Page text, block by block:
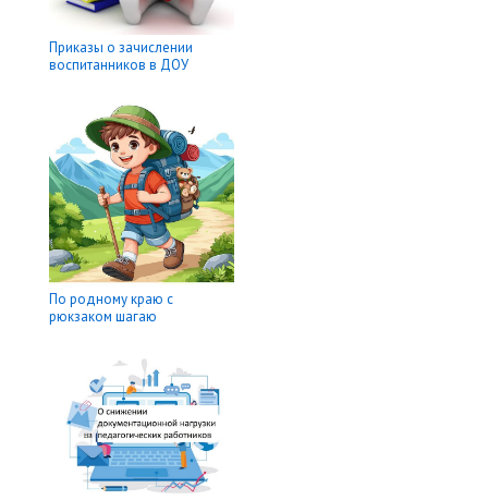
Приказы о зачислении
воспитанников в ДОУ
По родному краю с
рюкзаком шагаю